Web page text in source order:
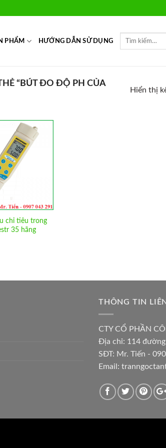
PHẨM HƯỚNG DẪN SỬ DỤNG
“BÚT ĐO ĐỘ PH CỦA
Hiển thị
Add to
Wishlist
chỉ tiêu trong
35 hãng
THÔNG TIN
CTY CỔ PHẦN
Địa chỉ: 114 đường
SĐT: Mr. Tiến -
Email: